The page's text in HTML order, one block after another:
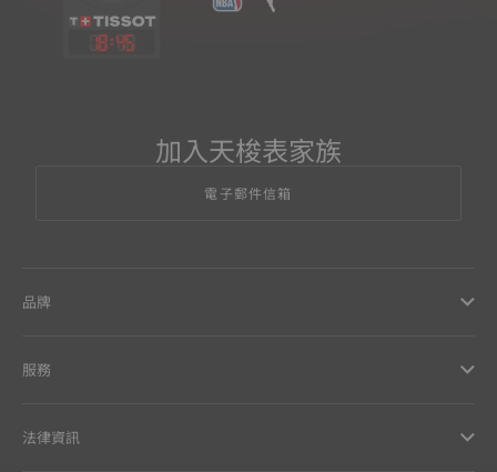
18:45
加入天梭表家族
電子郵件信箱
品牌
服務
法律資訊